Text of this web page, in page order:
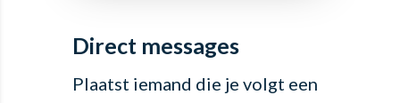
Direct messages
Plaatst iemand die je volgt een